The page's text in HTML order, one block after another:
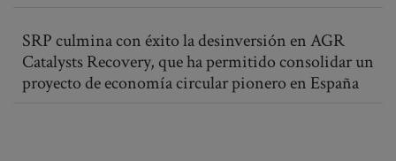
SRP culmina con éxito la desinversión en AGR
Catalysts Recovery, que ha permitido consolidar un
proyecto de economía circular pionero en España